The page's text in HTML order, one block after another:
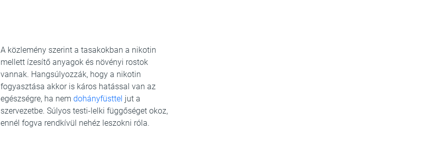
A közlemény szerint a tasakokban a nikotin
mellett ízesítő anyagok és növényi rostok
vannak. Hangsúlyozzák, hogy a nikotin
fogyasztása akkor is káros hatással van az
egészségre, ha nem dohányfüsttel jut a
szervezetbe. Súlyos testi-lelki függőséget okoz,
ennél fogva rendkívül nehéz leszokni róla.